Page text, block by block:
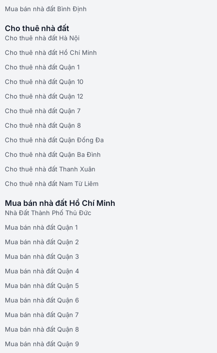
Mua bán nhà đất Bình Định
Cho thuê nhà đất
Cho thuê nhà đất Hà Nội
Cho thuê nhà đất Hồ Chí Minh
Cho thuê nhà đất Quận 1
Cho thuê nhà đất Quận 10
Cho thuê nhà đất Quận 12
Cho thuê nhà đất Quận 7
Cho thuê nhà đất Quận 8
Cho thuê nhà đất Quận Đống Đa
Cho thuê nhà đất Quận Ba Đình
Cho thuê nhà đất Thanh Xuân
Cho thuê nhà đất Nam Từ Liêm
Mua bán nhà đất Hồ Chí Minh
Nhà Đất Thành Phố Thủ Đức
Mua bán nhà đất Quận 1
Mua bán nhà đất Quận 2
Mua bán nhà đất Quận 3
Mua bán nhà đất Quận 4
Mua bán nhà đất Quận 5
Mua bán nhà đất Quận 6
Mua bán nhà đất Quận 7
Mua bán nhà đất Quận 8
Mua bán nhà đất Quận 9